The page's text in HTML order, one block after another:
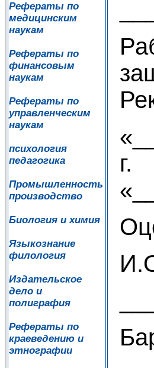
Рефераты по
медицинским
наукам
Рефераты по
финансовым
наукам
Рефераты по
управленческим
наукам
психология
педагогика
Промышленность
производство
Биология и химия
Языкознание
филология
Издательское
дело и
полиграфия
Рефераты по
краеведению и
этнографии